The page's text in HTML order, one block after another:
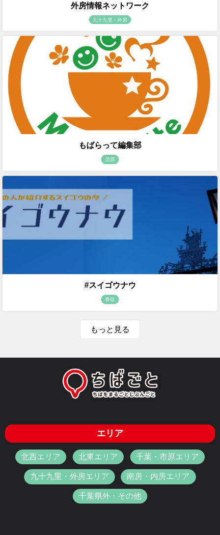
外房情報ネットワーク
九十九里・外房
もばらって編集部
茂原
#スイゴウナウ
香取
もっと見る
エリア
北西エリア 北東エリア 千葉・市原エリア
九十九里・外房エリア 南房・内房エリア
千葉県外・その他